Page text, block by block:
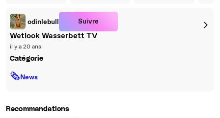
odinlebull Suivre
Wetlook Wasserbett TV
il y a 20 ans
Catégorie
🗞News
Recommandations